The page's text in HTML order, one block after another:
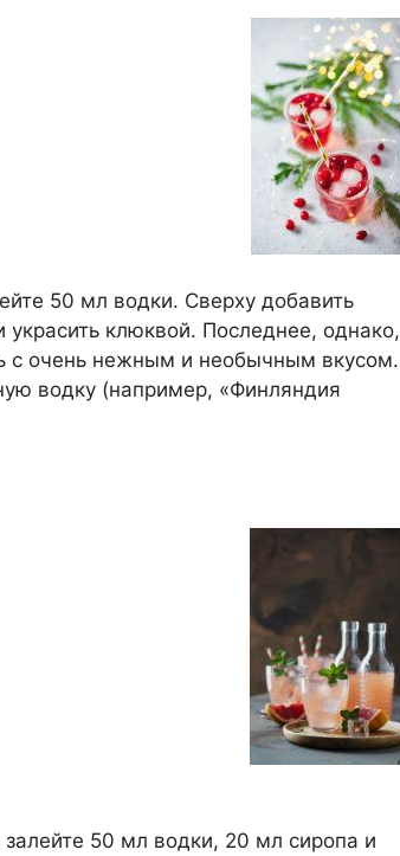
50 мл водки. Сверху добавить
клюквой. Последнее, однако,
с очень нежным и необычным вкусом.
водку (например, «Финляндия
50 мл водки, 20 мл сиропа и